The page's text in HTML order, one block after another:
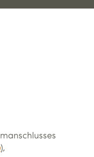
),